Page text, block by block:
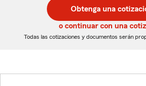
de
5
dígitos
de
5
dígitos
Obtenga una
o continuar con una
Todas las cotizaciones y documentos serán